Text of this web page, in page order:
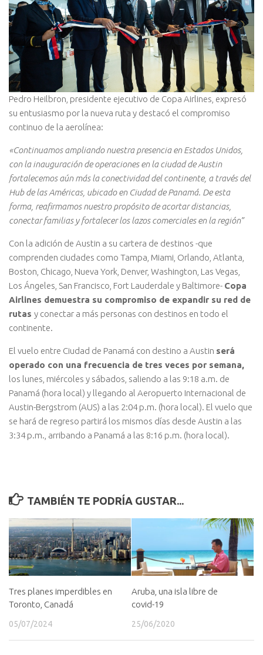
Pedro Heilbron, presidente ejecutivo de Copa Airlines, expresó
su entusiasmo por la nueva ruta y destacó el compromiso
continuo de la aerolínea:
«Continuamos ampliando nuestra presencia en Estados Unidos,
con la inauguración de operaciones en la ciudad de Austin
fortalecemos aún más la conectividad del continente, a través del
Hub de las Américas, ubicado en Ciudad de Panamá. De esta
forma, reafirmamos nuestro propósito de acortar distancias,
conectar familias y fortalecer los lazos comerciales en la región”
Con la adición de Austin a su cartera de destinos -que
comprenden ciudades como Tampa, Miami, Orlando, Atlanta,
Boston, Chicago, Nueva York, Denver, Washington, Las Vegas,
Los Ángeles, San Francisco, Fort Lauderdale y Baltimore- Copa
Airlines demuestra su compromiso de expandir su red de
rutas y conectar a más personas con destinos en todo el
continente.
El vuelo entre Ciudad de Panamá con destino a Austin será
operado con una frecuencia de tres veces por semana,
los lunes, miércoles y sábados, saliendo a las 9:18 a.m. de
Panamá (hora local) y llegando al Aeropuerto Internacional de
Austin-Bergstrom (AUS) a las 2:04 p.m. (hora local). El vuelo que
se hará de regreso partirá los mismos días desde Austin a las
3:34 p.m., arribando a Panamá a las 8:16 p.m. (hora local).
TAMBIÉN TE PODRÍA GUSTAR...
Tres planes imperdibles en
Toronto, Canadá
05/07/2024
Aruba, una isla libre de
covid-19
25/06/2020